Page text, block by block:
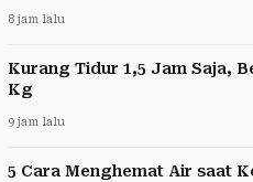
8 jam lalu
Kurang Tidur 1,5 Jam Saja,
Kg
9 jam lalu
5 Cara Menghemat Air saat